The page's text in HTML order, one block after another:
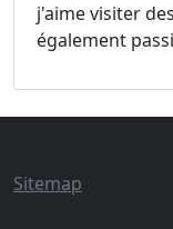
j'aime visiter
également
Sitemap